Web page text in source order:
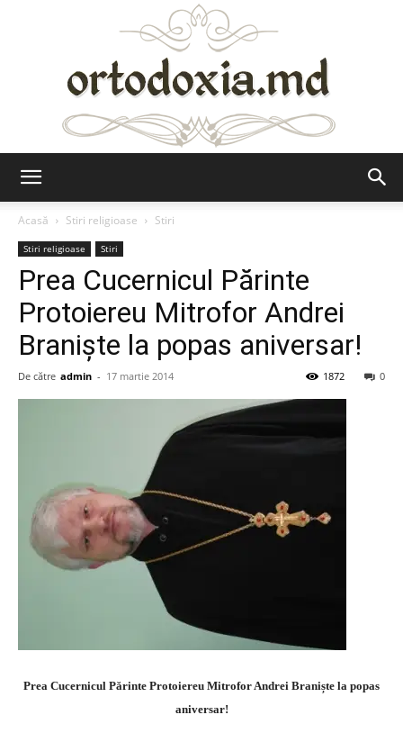
Acasă
Stiri religioase Stiri
Stiri religioase Stiri
Prea Cucernicul Părinte
Protoiereu Mitrofor Andrei
Braniște la popas aniversar!
De către admin - 17 martie 2014 0
1872
Prea Cucernicul Părinte Protoiereu Mitrofor Andrei Braniște la popas
aniversar!